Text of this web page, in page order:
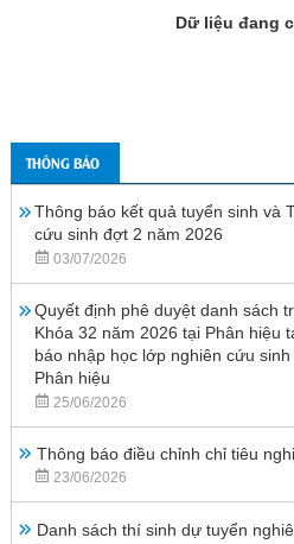
Dữ liệu đang
THÔNG BÁO
Thông báo kết quả tuyển sinh và
cứu sinh đợt 2 năm 2026
03/07/2026
Quyết định phê duyệt danh sách
Khóa 32 năm 2026 tại Phân hiệu
báo nhập học lớp nghiên cứu
Phân hiệu
25/06/2026
Thông báo điều chỉnh chỉ tiêu
23/06/2026
Danh sách thí sinh dự tuyển